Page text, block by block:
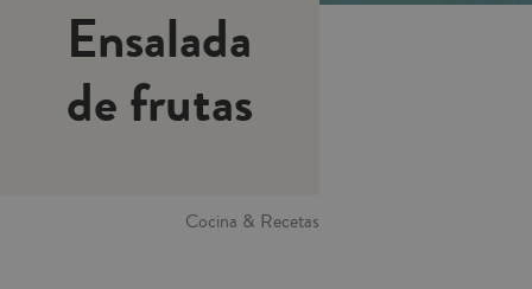
Ensalada
de frutas
Cocina & Recetas